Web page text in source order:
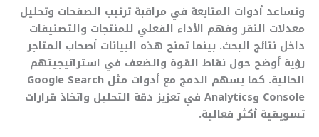
وتساعد أدوات المتابعة في مراقبة ترتيب الصفحات وتحليل
معدلات النقر وفهم الأداء الفعلي للمنتجات والتصنيفات
داخل نتائج البحث. بينما تمنح هذه البيانات أصحاب المتاجر
رؤية أوضح حول نقاط القوة والضعف في استراتيجيتهم
الحالية. كما يسهم الدمج مع أدوات مثل Google Search
Console وAnalytics في تعزيز دقة التحليل واتخاذ قرارات
تسويقية أكثر فعالية.